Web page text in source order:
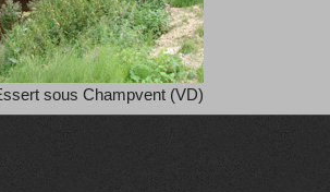
sous Champvent (VD)